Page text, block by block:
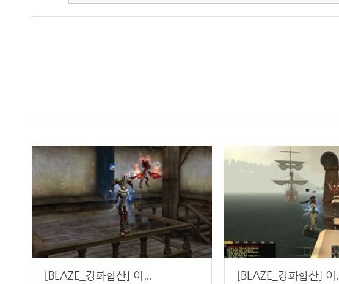
[BLAZE_강화합산] 이... [BLAZE_강화합산] 이...